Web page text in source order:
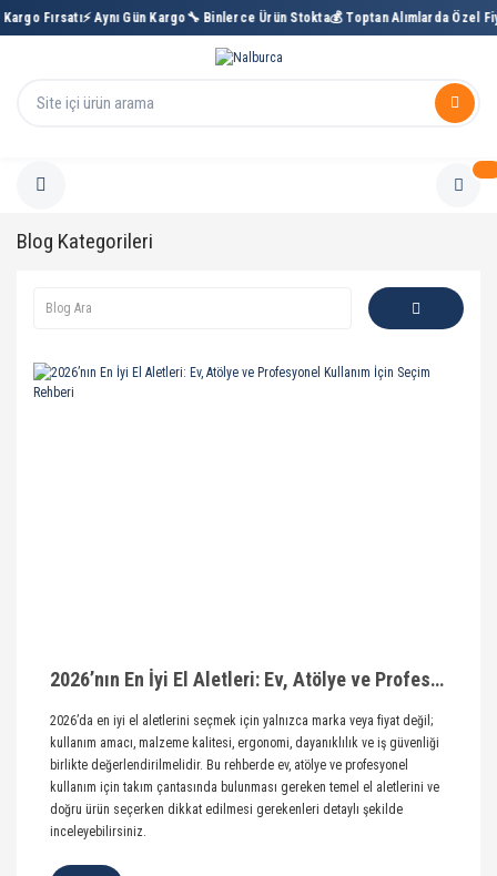
Fırsatı⚡ Aynı Gün Kargo🔧 Binlerce Ürün Stokta💰 Toptan Alımlarda Özel
Blog Kategorileri
2026’nın En İyi El Aletleri: Ev, Atölye ve Profesyonel Kullanım İçin Seçim Rehberi
2026’da en iyi el aletlerini seçmek için yalnızca marka veya fiyat değil;
kullanım amacı, malzeme kalitesi, ergonomi, dayanıklılık ve iş güvenliği
birlikte değerlendirilmelidir. Bu rehberde ev, atölye ve profesyonel
kullanım için takım çantasında bulunması gereken temel el aletlerini ve
doğru ürün seçerken dikkat edilmesi gerekenleri detaylı şekilde
inceleyebilirsiniz.